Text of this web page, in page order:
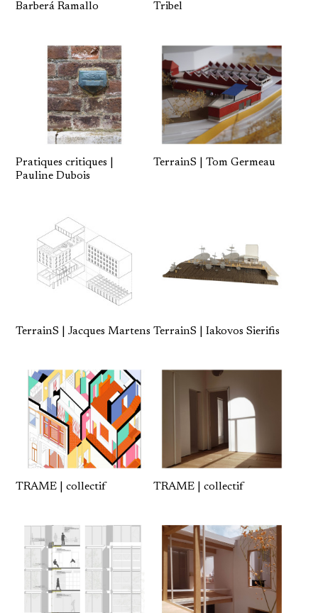
Barberá Ramallo
Tribel
Pratiques critiques |
Pauline Dubois
TerrainS | Tom Germeau
TerrainS | Jacques Martens TerrainS | Iakovos Sierifis
TRAME | collectif TRAME | collectif